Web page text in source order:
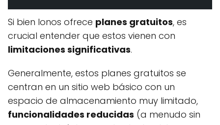
Si bien Ionos ofrece planes gratuitos, es
crucial entender que estos vienen con
limitaciones significativas.
Generalmente, estos planes gratuitos se
centran en un sitio web básico con un
espacio de almacenamiento muy limitado,
funcionalidades reducidas (a menudo sin